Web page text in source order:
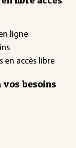
ligne
en accès libre
vos besoins